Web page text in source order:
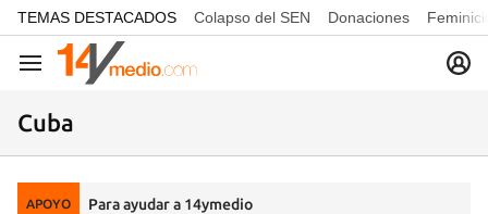
common.go-to-content
TEMAS DESTACADOS Colapso del SEN Donaciones
Navegación
Cuba
APOYO Para ayudar a 14ymedio